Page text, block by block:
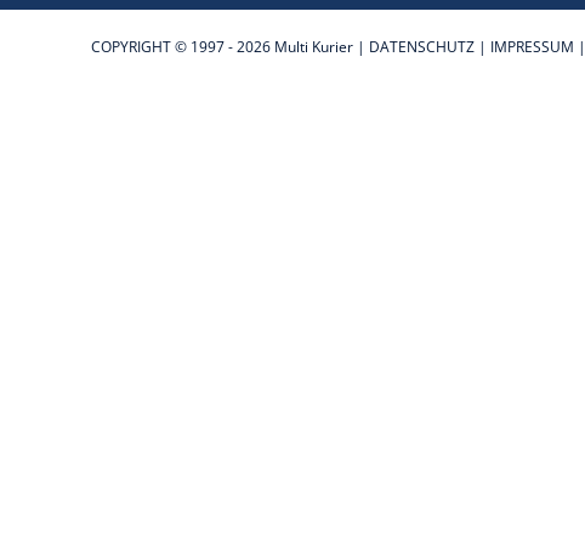
COPYRIGHT © 1997 - 2026 Multi Kurier | DATENSCHUTZ | IMPRESSUM |